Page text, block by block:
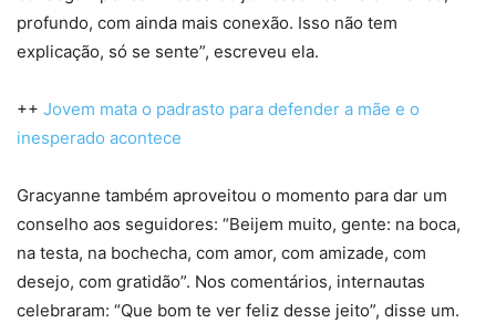
profundo, com ainda mais conexão. Isso não tem
explicação, só se sente”, escreveu ela.
++ Jovem mata o padrasto para defender a mãe e o
inesperado acontece
Gracyanne também aproveitou o momento para dar um
conselho aos seguidores: “Beijem muito, gente: na boca,
na testa, na bochecha, com amor, com amizade, com
desejo, com gratidão”. Nos comentários, internautas
celebraram: “Que bom te ver feliz desse jeito”, disse um.